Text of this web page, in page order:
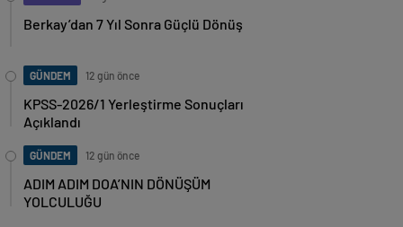
Berkay’dan 7 Yıl Sonra Güçlü Dönüş
GÜNDEM 12 gün önce
KPSS-2026/1 Yerleştirme Sonuçları
Açıklandı
GÜNDEM 12 gün önce
ADIM ADIM DOA’NIN DÖNÜŞÜM
YOLCULUĞU